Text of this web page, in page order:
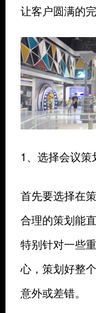
让客户圆满的
1、选择会议策
首先要选择在
合理的策划能
特别针对一些
心，策划好整
意外或差错。